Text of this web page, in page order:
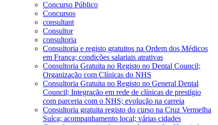
Concurso Público
Concursos
consultant
Consultor
consultoria
Consultoria e registo gratuitos na Ordem dos Médicos
em França; condições salariais atrativas
Consultoria Gratuita no Registo no Dental Council;
Organização com Clínicas do NHS
Consultoria Gratuita no Registo no General Dental
Council; Integração em rede de clínicas de prestígio
com parceria com o NHS; evolução na carreia
Consultoria gratuita registo do curso na Cruz Vermelha
Suíça; acompanhamento local; várias cidades